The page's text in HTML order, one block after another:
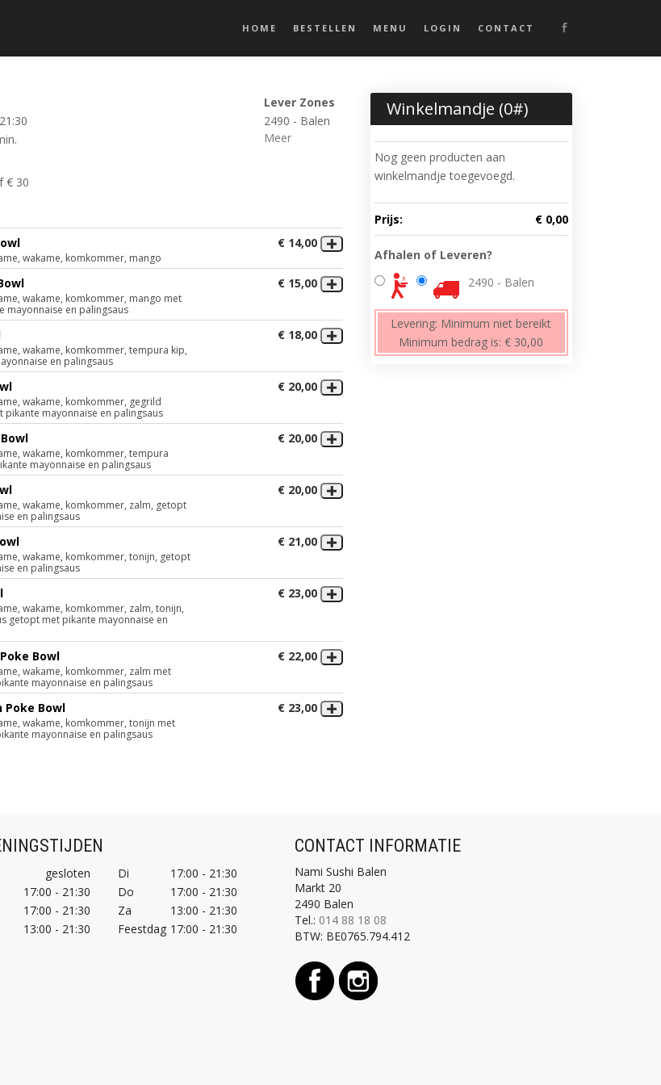
HOME BESTELLEN MENU LOGIN CONTACT
Lever Zones
2490 - Balen
Meer
€ 30
wakame, komkommer, mango
€ 14,00
wakame, komkommer, mango met
mayonnaise en palingsaus
€ 15,00
wakame, komkommer, tempura kip,
en palingsaus
€ 18,00
wakame, komkommer, gegrild
pikante mayonnaise en palingsaus
€ 20,00
wakame, komkommer, tempura
mayonnaise en palingsaus
€ 20,00
wakame, komkommer, zalm, getopt
en palingsaus
€ 20,00
wakame, komkommer, tonijn, getopt
en palingsaus
€ 21,00
wakame, komkommer, zalm, tonijn,
getopt met pikante mayonnaise en
€ 23,00
Bowl
wakame, komkommer, zalm met
mayonnaise en palingsaus
€ 22,00
Poke Bowl
wakame, komkommer, tonijn met
mayonnaise en palingsaus
€ 23,00
Winkelmandje (0#)
Nog geen producten aan
winkelmandje toegevoegd.
Prijs: € 0,00
Afhalen of Leveren?
2490 - Balen
Levering: Minimum niet bereikt
Minimum bedrag is:€ 30,00
gesloten Di
17:00 - 21:30
17:00 - 21:30 Do
17:00 - 21:30
17:00 - 21:30 Za
13:00 - 21:30
13:00 - 21:30 Feestdag 17:00 - 21:30
CONTACT INFORMATIE
Nami Sushi Balen
Markt 20
2490 Balen
Tel.: 014 88 18 08
BTW: BE0765.794.412